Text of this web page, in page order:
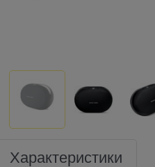
Характеристики